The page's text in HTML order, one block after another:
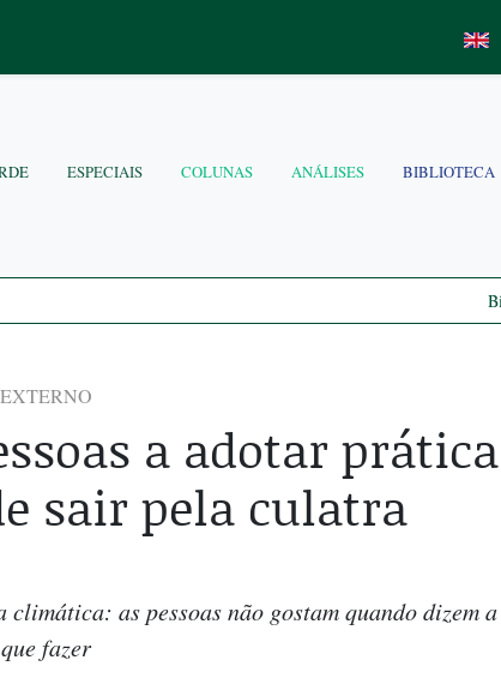
ESPECIAIS COLUNAS ANÁLISES BIBLIOTECA
EXTERNO
a adotar
sair pela culatra
as pessoas não gostam quando dizem
que fazer